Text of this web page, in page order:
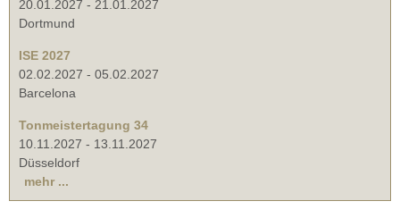
20.01.2027 - 21.01.2027
Dortmund
ISE 2027
02.02.2027 - 05.02.2027
Barcelona
Tonmeistertagung 34
10.11.2027 - 13.11.2027
Düsseldorf
mehr ...